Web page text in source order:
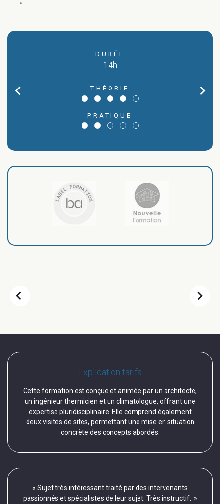
chevron_left
DURÉE
14h
THÉORIE
PRATIQUE
chevron_right
chevron_left chevron_right
Explication tarifs
Cette formation est conçue et animée par un architecte,
un ingénieur thermicien et un climatologue, offrant une
expertise pluridisciplinaire. Elle comprend également
deux visites de sites, permettant une mise en situation
concrète des concepts abordés.
« Sujet très intéressant traité par des intervenants
passionnés et spécialistes de leur sujet. Très instructif. »